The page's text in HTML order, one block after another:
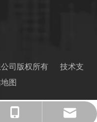
公司版权所有 技术支
图
0007
0007